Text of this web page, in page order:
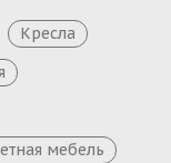
Кресла
мебель